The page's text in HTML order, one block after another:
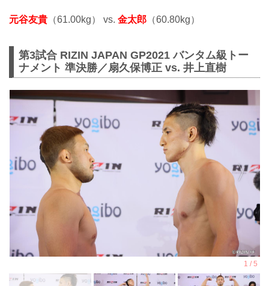
元谷友貴 （61.00kg） vs. 金太郎 （60.80kg）
第3試合 RIZIN JAPAN GP2021 バンタム級トー
ナメント 準決勝／扇久保博正 vs. 井上直樹